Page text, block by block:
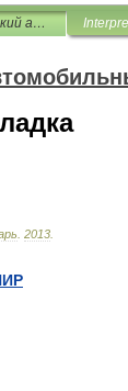
Русско-английский автомобильный словарь
2013